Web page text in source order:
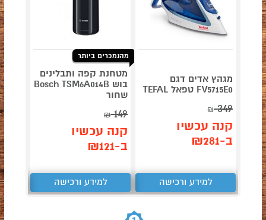
מגהץ אדים דגם
FV5715E0 טפאל TEFAL
349
₪
קנה עכשיו
ב-₪281
למידע ורכישה
מהנמכרים ביותר
מטחנת קפה ותבלינים
בוש Bosch TSM6A014B
שחור
149
₪
קנה עכשיו
ב-₪121
למידע ורכישה